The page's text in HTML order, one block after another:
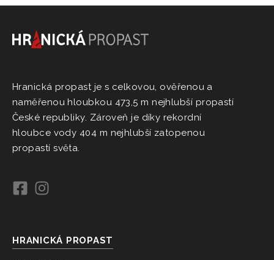
Hranická propast je s celkovou, ověřenou a
naměřenou hloubkou 473,5 m nejhlubší propastí
České republiky. Zároveň je díky rekordní
hloubce vody 404 m nejhlubší zatopenou
propastí světa.
HRANICKÁ PROPAST